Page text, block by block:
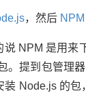
，然后 NPM
说 NPM 是用来
。提到包管理
装 Node.js 的